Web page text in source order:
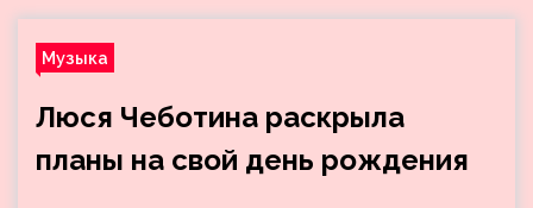
Музыка
Люся Чеботина раскрыла
планы на свой день рождения